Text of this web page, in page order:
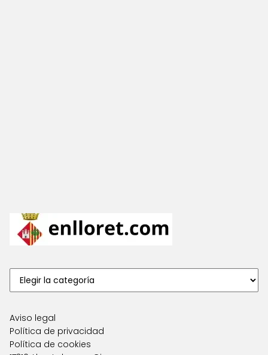
Aviso legal
Política de privacidad
Política de cookies